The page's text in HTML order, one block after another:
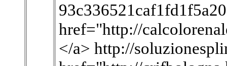
href="http://
</a> http://